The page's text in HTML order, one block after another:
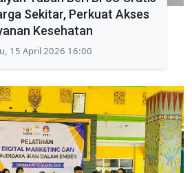
Sekitar, Perkuat Akses
Kesehatan
15 April 2026 16:00